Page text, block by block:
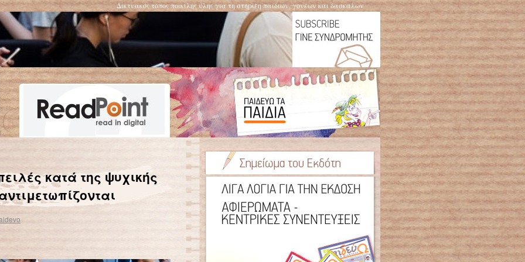
Δικτυακός τόπος ποικίλης ύλης για τη στήριξη παιδιών, γονέων και δασκάλων
κατά της ψυχικής